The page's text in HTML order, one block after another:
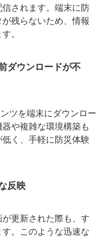
されます。端末に防
残らないため、情報
。
ダウンロードが不
ツを端末にダウンロー
や複雑な環境構築も
く、手軽に防災体験
反映
更新された際も、す
。このような迅速な